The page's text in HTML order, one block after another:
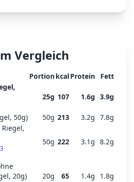
Vergleich
PortionkcalProtein
Fett
25g 107 1.6g 3.9g
50g) 50g 213 3.2g 7.8g
Riegel,
50g 222 3.1g 8.2g
20g)
20g 65 1.4g 1.8g